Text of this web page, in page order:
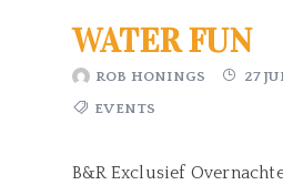
WATER FUN
ROB HONINGS 27
EVENTS
B&R Exclusief